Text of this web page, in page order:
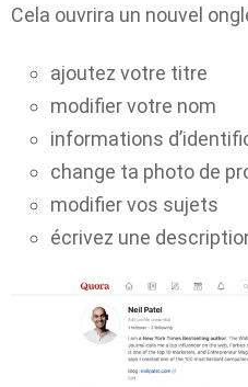
Cela ouvrira un nouvel
ajoutez votre titre
modifier votre nom
informations
change ta photo de
modifier vos sujets
écrivez une